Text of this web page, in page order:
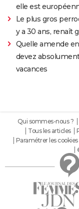
elle est
Le plus gros
y a 30 ans, renaît
Quelle amende
devez
vacances
Qui sommes-nous ?
Tous les articles
Paramétrer les cookies